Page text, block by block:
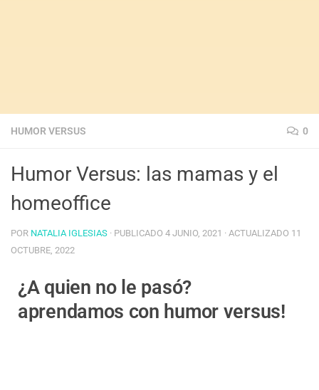
HUMOR VERSUS 0
Humor Versus: las mamas y el
homeoffice
POR NATALIA IGLESIAS · PUBLICADO 4 JUNIO, 2021 · ACTUALIZADO 11
OCTUBRE, 2022
¿A quien no le pasó?
aprendamos con humor versus!